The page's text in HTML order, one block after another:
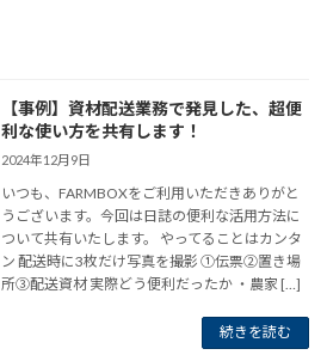
【事例】資材配送業務で発見した、超便
利な使い方を共有します！
2024年12月9日
いつも、FARMBOXをご利用いただきありがと
うございます。今回は日誌の便利な活用方法に
ついて共有いたします。 やってることはカンタ
ン 配送時に3枚だけ写真を撮影 ①伝票②置き場
所③配送資材 実際どう便利だったか ・農家 […]
続きを読む